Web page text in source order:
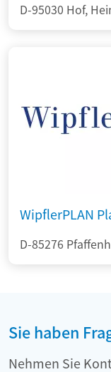
D-95030 Hof,
WipflerPLAN
D-85276
Sie haben
Nehmen Sie